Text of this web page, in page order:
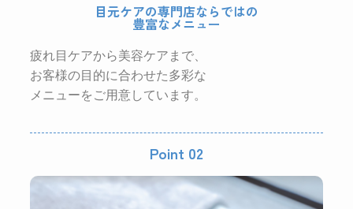
目元ケアの専門店ならではの
豊富なメニュー
疲れ目ケアから美容ケアまで、
お客様の目的に合わせた多彩な
メニューをご用意しています。
Point 02